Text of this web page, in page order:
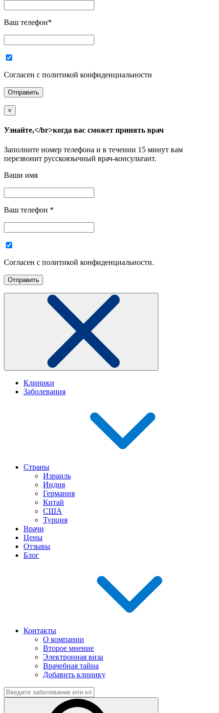
Ваш телефон*
Согласен с политикой конфиденциальности
×
Узнайте,</br>когда вас сможет принять врач
Заполните номер телефона и в течении 15 минут вам
перезвонит русскоязычный врач-консультант.
Ваши имя
Ваш телефон *
Согласен с политикой конфиденциальности.
Клиники
Заболевания
Страны
Израиль
Индия
Германия
Китай
США
Турция
Врачи
Цены
Отзывы
Блог
Контакты
О компании
Второе мнение
Электронная виза
Врачебная тайна
Добавить клинику